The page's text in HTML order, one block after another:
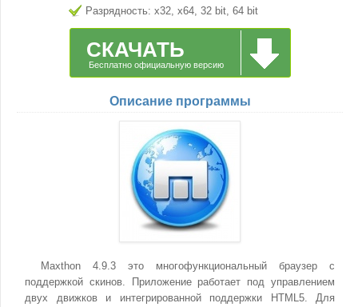
Разрядность: x32, x64, 32 bit, 64 bit
СКАЧАТЬ
Бесплатно официальную версию
Описание программы
Maxthon 4.9.3 это многофункциональный браузер с
поддержкой скинов. Приложение работает под управлением
двух движков и интегрированной поддержки HTML5. Для